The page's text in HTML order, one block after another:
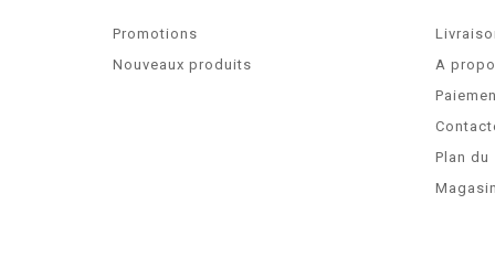
Promotions
Nouveaux produits
A
Plan du